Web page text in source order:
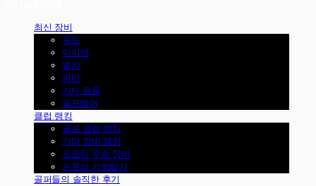
최신 장비
우드
아이언
웨지
퍼터
기타 용품
골프웨어
클럽 랭킹
골프 클럽 랭킹
기타 장비 랭킹
프로의 우승 장비
프로의 가방털기
골퍼들의 솔직한 후기